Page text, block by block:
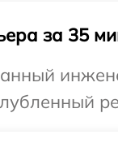
за 35